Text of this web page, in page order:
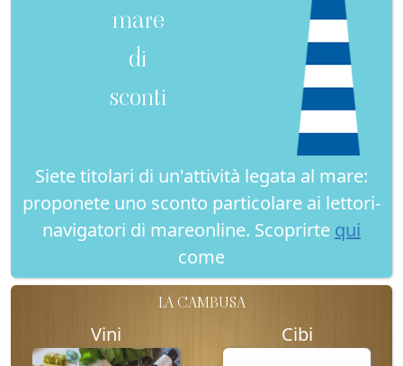
mare
di
sconti
Siete titolari di un'attività legata al mare:
proponete uno sconto particolare ai lettori-
navigatori di mareonline. Scoprirte qui
come
LA CAMBUSA
Vini Cibi